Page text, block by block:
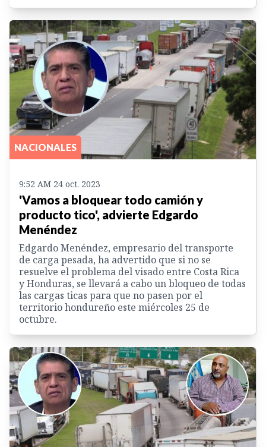
NACIONALES
9:52 AM 24 oct. 2023
'Vamos a bloquear todo camión y
producto tico', advierte Edgardo
Menéndez
Edgardo Menéndez, empresario del transporte
de carga pesada, ha advertido que si no se
resuelve el problema del visado entre Costa Rica
y Honduras, se llevará a cabo un bloqueo de todas
las cargas ticas para que no pasen por el
territorio hondureño este miércoles 25 de
octubre.